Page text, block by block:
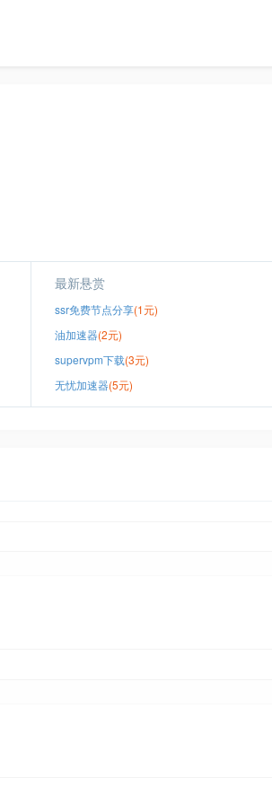
最新悬赏
ssr免费节点分享(1元)
油加速器(2元)
supervpm下载(3元)
无忧加速器(5元)